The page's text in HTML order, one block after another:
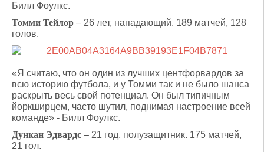
Билл Фоулкс.
Томми Тейлор – 26 лет, нападающий. 189 матчей, 128
голов.
«Я считаю, что он один из лучших центфорвардов за
всю историю футбола, и у Томми так и не было шанса
раскрыть весь свой потенциал. Он был типичным
йоркширцем, часто шутил, поднимая настроение всей
команде» - Билл Фоулкс.
Дункан Эдвардс – 21 год, полузащитник. 175 матчей,
21 гол.